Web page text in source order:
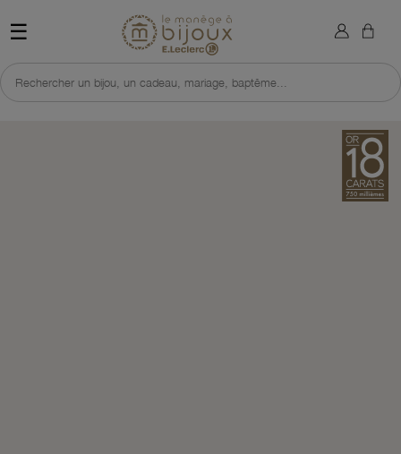
☰ Retour à l'accueil du site
Rechercher un bijou, un cadeau, mariage, baptême...
×